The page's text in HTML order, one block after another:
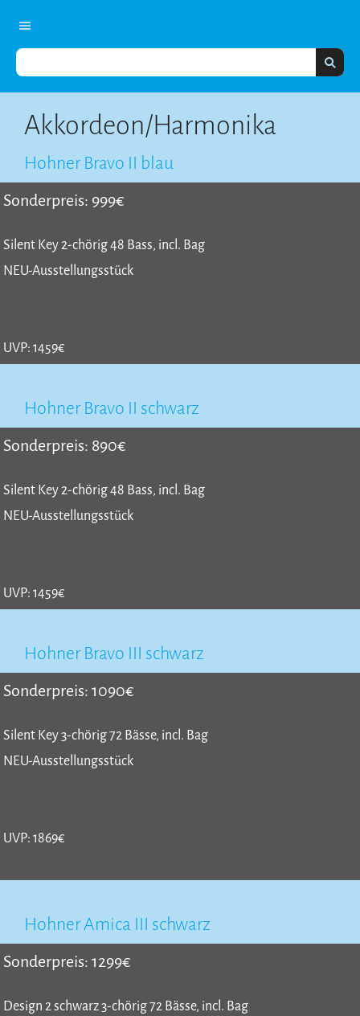
Akkordeon/Harmonika
Hohner Bravo II blau
Sonderpreis: 999€
Silent Key 2-chörig 48 Bass, incl. Bag
NEU-Ausstellungsstück
UVP: 1459€
Hohner Bravo II schwarz
Sonderpreis: 890€
Silent Key 2-chörig 48 Bass, incl. Bag
NEU-Ausstellungsstück
UVP: 1459€
Hohner Bravo III schwarz
Sonderpreis: 1090€
Silent Key 3-chörig 72 Bässe, incl. Bag
NEU-Ausstellungsstück
UVP: 1869€
Hohner Amica III schwarz
Sonderpreis: 1299€
Design 2 schwarz 3-chörig 72 Bässe, incl. Bag